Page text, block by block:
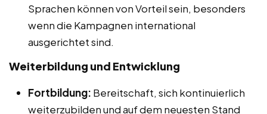
Sprachen können von Vorteil sein, besonders
wenn die Kampagnen international
ausgerichtet sind.
Weiterbildung und Entwicklung
Fortbildung: Bereitschaft, sich kontinuierlich
weiterzubilden und auf dem neuesten Stand